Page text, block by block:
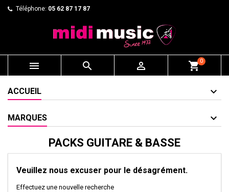
Téléphone: 05 62 87 17 87
   shopping_cart0
ACCUEIL
MARQUES
PACKS GUITARE & BASSE
Veuillez nous excuser pour le désagrément.
Effectuez une nouvelle recherche